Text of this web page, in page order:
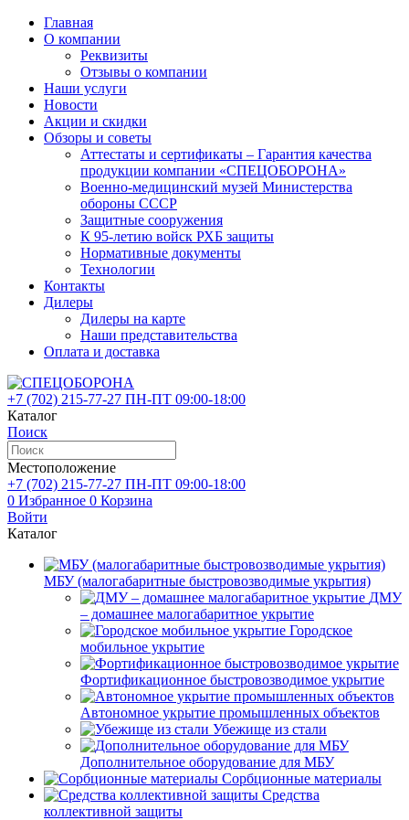
Главная
О компании
Реквизиты
Отзывы о компании
Наши услуги
Новости
Акции и скидки
Обзоры и советы
Аттестаты и сертификаты – Гарантия качества
продукции компании «СПЕЦОБОРОНА»
Военно-медицинский музей Министерства
обороны СССР
Защитные сооружения
К 95-летию войск РХБ защиты
Нормативные документы
Технологии
Контакты
Дилеры
Дилеры на карте
Наши представительства
Оплата и доставка
+7 (702) 215-77-27 ПН-ПТ 09:00-18:00
Каталог
Поиск
Местоположение
+7 (702) 215-77-27 ПН-ПТ 09:00-18:00
0 Избранное 0 Корзина
Войти
Каталог
МБУ (малогабаритные быстровозводимые укрытия)
ДМУ
– домашнее малогабаритное укрытие
Городское
мобильное укрытие
Фортификационное быстровозводимое укрытие
Автономное укрытие промышленных объектов
Убежище из стали
Дополнительное оборудование для МБУ
Сорбционные материалы
Средства
коллективной защиты